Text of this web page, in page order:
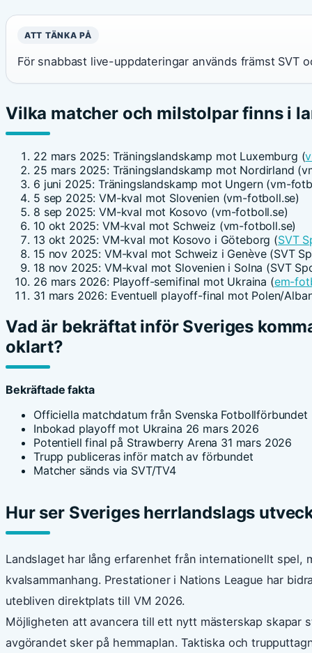
ATT TÄNKA PÅ
För snabbast live-uppdateringar används främst SVT
Vilka matcher och milstolpar finns i
22 mars 2025: Träningslandskamp mot Luxemburg (
25 mars 2025: Träningslandskamp mot Nordirland
6 juni 2025: Träningslandskamp mot Ungern (vm-
5 sep 2025: VM-kval mot Slovenien (vm-fotboll.se)
8 sep 2025: VM-kval mot Kosovo (vm-fotboll.se)
10 okt 2025: VM-kval mot Schweiz (vm-fotboll.se)
13 okt 2025: VM-kval mot Kosovo i Göteborg (SVT
15 nov 2025: VM-kval mot Schweiz i Genève (SVT
18 nov 2025: VM-kval mot Slovenien i Solna (SVT
26 mars 2026: Playoff-semifinal mot Ukraina (em-
31 mars 2026: Eventuell playoff-final mot Polen/
Vad är bekräftat inför Sveriges
oklart?
Bekräftade fakta
Officiella matchdatum från Svenska Fotbollförbundet
Inbokad playoff mot Ukraina 26 mars 2026
Potentiell final på Strawberry Arena 31 mars 2026
Trupp publiceras inför match av förbundet
Matcher sänds via SVT/TV4
Hur ser Sveriges herrlandslags
Landslaget har lång erfarenhet från internationellt spel,
kvalsammanhang. Prestationer i Nations League har
utebliven direktplats till VM 2026.
Möjligheten att avancera till ett nytt mästerskap skapar
avgörandet sker på hemmaplan. Taktiska och